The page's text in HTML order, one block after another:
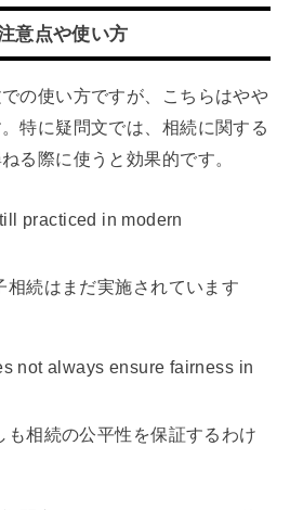
意点や使い方
の使い方ですが、こちらはやや
特に疑問文では、相続に関する
る際に使うと効果的です。
practiced in modern
相続はまだ実施されています
not always ensure fairness in
も相続の公平性を保証するわけ